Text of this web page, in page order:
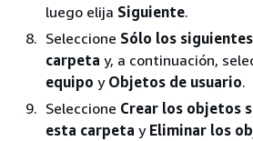
luego elija Siguiente.
Seleccione Sólo los
carpeta y, a continuación,
equipo y Objetos de usuario.
Seleccione Crear los objetos
esta carpeta y Eliminar los